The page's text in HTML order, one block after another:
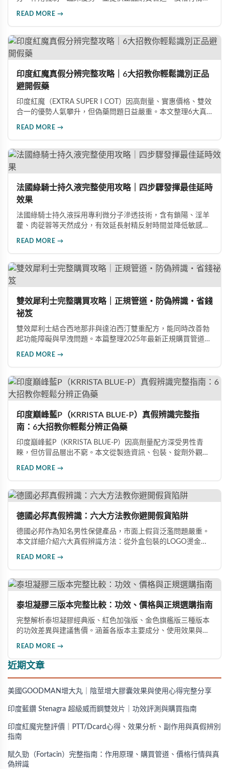
READ MORE →
印度紅魔真假分辨完整攻略｜6大招教你輕鬆識別正品
避開假藥
印度紅魔（EXTRA SUPER I COT）因高劑量、實惠價格、雙效
合一的優勢人氣攀升，但偽藥問題日益嚴重。本文整理6大真
READ MORE →
法國綠騎士持久液完整使用攻略｜四步驟發揮最佳延時
效果
法國綠騎士持久液採用專利微分子滲透技術，含有鎖陽、淫羊
藿、肉蓯蓉等天然成分，有效延長射精反射時間並降低敏感
READ MORE →
雙效犀利士完整購買攻略｜正規管道・防偽辨識・省錢
祕笈
雙效犀利士結合西地那非與達泊西汀雙重配方，能同時改善勃
起功能障礙與早洩問題。本篇整理2025年最新正規購買管道、
READ MORE →
印度巔峰藍P（KRRISTA BLUE-P）真假辨識完整指
南：6大招教你輕鬆分辨正偽藥
印度巔峰藍P（KRRISTA BLUE-P）因高劑量配方深受男性青
睞，但仿冒品層出不窮。本文從製造資訊、包裝、錠劑外觀、
READ MORE →
德國必邦真假辨識：六大方法教你避開假貨陷阱
德國必邦作為知名男性保健產品，市面上假貨泛濫問題嚴重。
本文詳細介紹六大真假辨識方法：從外盒包裝的LOGO燙金工
產品。
READ MORE →
泰坦凝膠三版本完整比較：功效、價格與正規選購指南
完整解析泰坦凝膠經典版、紅色加強版、金色旗艦版三種版本
的功效差異與建議售價。涵蓋各版本主要成分、使用效果與適
READ MORE →
近期文章
美國GOODMAN增大丸｜陰莖增大膠囊效果與使用心得完整分享
印度藍鑽 Stenagra 超級威而鋼雙效片｜功效評測與購買指南
印度紅魔完整評價｜PTT/Dcard心得、效果分析、副作用與真假辨別
指南
賦久勁（Fortacin）完整指南：作用原理、購買管道、價格行情與真
偽辨識